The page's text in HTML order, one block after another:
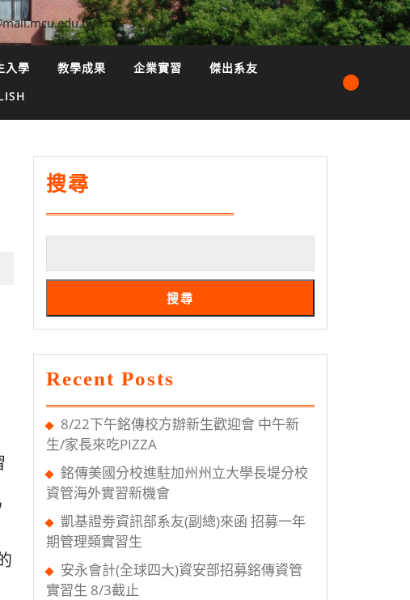
入學 教學成果 企業實習
傑出系友
搜尋
搜尋
Recent Posts
8/22下午銘傳校方辦新生歡迎會 中午新
生/家長來吃PIZZA
銘傳美國分校進駐加州州立大學長堤分校
資管海外實習新機會
凱基證劵資訊部系友(副總)來函 招募一年
期管理類實習生
安永會計(全球四大)資安部招募銘傳資管
實習生 8/3截止